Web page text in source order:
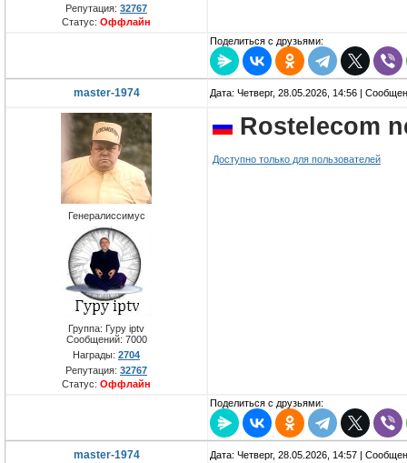
Репутация: 32767
Статус: Оффлайн
Поделиться с друзьями:
master-1974 Дата: Четверг, 28.05.2026, 14:56 |
Генералиссимус
Группа: Гуру iptv
Сообщений: 7000
Награды: 2704
Репутация: 32767
Статус: Оффлайн
Rostelecom
Доступно только для пользователей
Поделиться с друзьями:
master-1974 Дата: Четверг, 28.05.2026, 14:57 |